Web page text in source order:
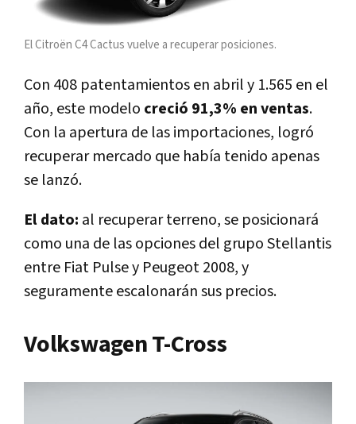
El Citroën C4 Cactus vuelve a recuperar posiciones.
Con 408 patentamientos en abril y 1.565 en el
año, este modelo creció 91,3% en ventas.
Con la apertura de las importaciones, logró
recuperar mercado que había tenido apenas
se lanzó.
El dato: al recuperar terreno, se posicionará
como una de las opciones del grupo Stellantis
entre Fiat Pulse y Peugeot 2008, y
seguramente escalonarán sus precios.
Volkswagen T-Cross